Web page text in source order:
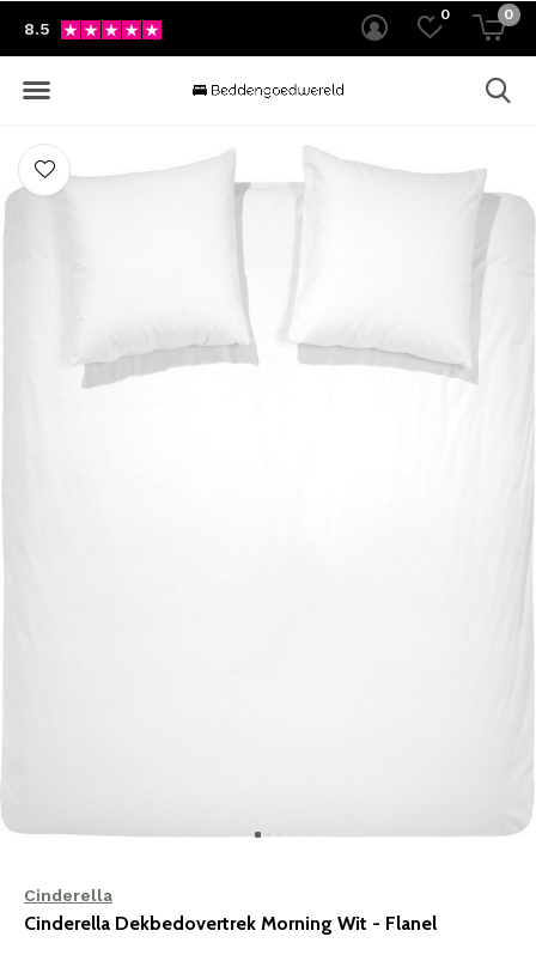
0 0
8.5
Cinderella
Cinderella Dekbedovertrek Morning Wit - Flanel